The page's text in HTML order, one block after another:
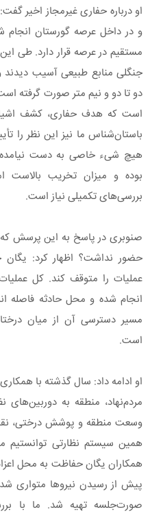
و در داخل عرصه‌ گورستان
مستقیم در عرصه‌ قرار دارد. طی
جنگلی منابع طبیعی آسیب
دو تا دو و نیم متر صورت گرفته
است که هدف حفاری، کشف
باستان‌شناس ما نیز این نظر را
هیچ شیء خاصی به دست
بوده و میزان تخریب بالاست
بررسی‌های تکمیلی نیاز است.
صنوبری در پاسخ به این پرسش
حضور نداشت؟ اظهار کرد: یگان
عملیات را متوقف کند. کل
انجام شده و محل حادثه فاصله
مسیر دسترسی آن از میان
است.
او ادامه داد: سال گذشته با
مردم‌نهاد، منطقه به دوربین‌های
وسعت منطقه و پوشش درختی،
همین سیستم نظارتی توانستیم
همکاران یگان حفاظت به محل
پیش از رسیدن نیروها متواری
صورت‌جلسه تهیه شد. ما با